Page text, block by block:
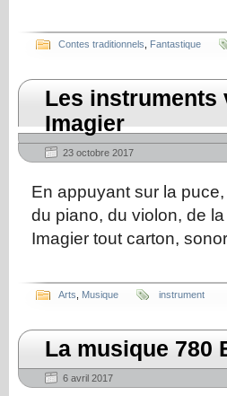
Contes traditionnels Fantastique
Les instruments
Imagier
23 octobre 2017
En appuyant sur la
du piano, du violon, de
Imagier tout carton,
Arts Musique instrument
La musique 780
6 avril 2017